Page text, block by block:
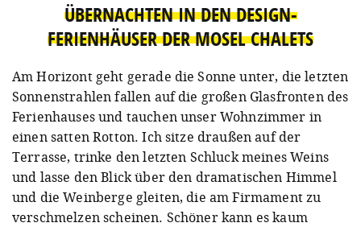
ÜBERNACHTEN IN DEN DESIGN-
FERIENHÄUSER DER MOSEL CHALETS
Am Horizont geht gerade die Sonne unter, die letzten
Sonnenstrahlen fallen auf die großen Glasfronten des
Ferienhauses und tauchen unser Wohnzimmer in
einen satten Rotton. Ich sitze draußen auf der
Terrasse, trinke den letzten Schluck meines Weins
und lasse den Blick über den dramatischen Himmel
und die Weinberge gleiten, die am Firmament zu
verschmelzen scheinen. Schöner kann es kaum